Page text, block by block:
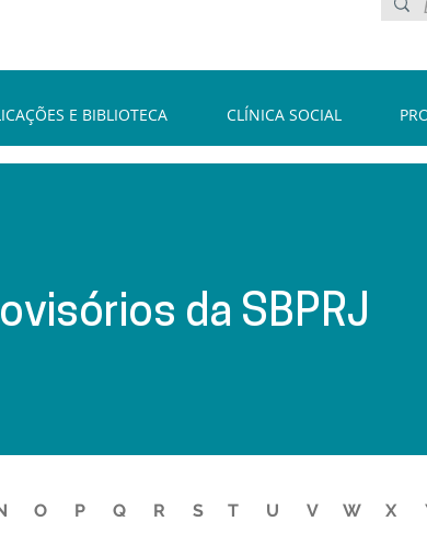
da SBPRJ
O P Q R S T U V W X
E BIBLIOTECA CLÍNICA SOCIAL